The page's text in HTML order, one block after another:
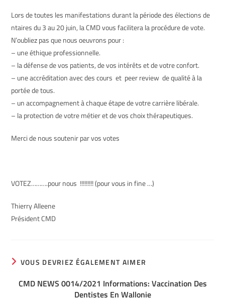
Lors de toutes les manifestations durant la période des élections de
ntaires du 3 au 20 juin, laCMDvous facilitera la procédure de vote.
N’oubliez pas que nous oeuvrons pour :
– une éthique professionnelle.
– la défense de vos patients, de vos intérêts et de votre confort.
– une accréditation avec des cours et peer review de qualité à la
portée de tous.
– un accompagnement à chaque étape de votre carrière libérale.
– la protection de votre métier et de vos choix thérapeutiques.
Merci de nous soutenir par vos votes
VOTEZ……….pour nous !!!!!!!!! (pour vous in fine …)
Thierry Alleene
PrésidentCMD
VOUS DEVRIEZ ÉGALEMENT AIMER
CMD NEWS 0014/2021 Informations: Vaccination Des
Dentistes En Wallonie